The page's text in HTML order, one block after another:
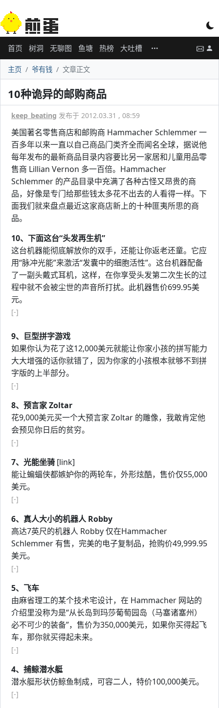
首页 树洞 无聊图 鱼塘 热榜 大吐槽
主页 爷有钱 文章正文
10种诡异的邮购商品
keep_beating 发布于 2012.03.31 , 08:59
美国著名零售商店和邮购商 Hammacher Schlemmer 一
百多年以来一直以自己商品门类齐全而闻名全球，据说他
每年发布的最新商品目录内容要比另一家居和儿童用品零
售商 Lillian Vernon 多一百倍。Hammacher
Schlemmer 的产品目录中充满了各种古怪又昂贵的商
品，好像是专门给那些钱太多花不出去的人看得一样。下
面我们就来盘点最近这家商店新上的十种匪夷所思的商
品。
10、下面这台“头发再生机”
这台机器能彻底解放你的双手，还能让你返老还童。它应
用“脉冲光能”来激活“发囊中的细胞活性”。这台机器配备
了一副头戴式耳机，这样，在你享受头发第二次生长的过
程中就不会被尘世的声音所打扰。此机器售价699.95美
元。
[-]
9、巨型拼字游戏
如果你认为花了这12,000美元就能让你家小孩的拼写能力
大大增强的话你就错了，因为你家的小孩根本就够不到拼
字版的上半部分。
[-]
8、预言家 Zoltar
花9,000美元买一个大预言家 Zoltar 的雕像，我敢肯定他
会预见你日后的贫穷。
[-]
7、光能坐骑 [link]
能让蝙蝠侠都嫉妒你的两轮车，外形炫酷，售价仅55,000
美元。
[-]
6、真人大小的机器人 Robby
高达7英尺的机器人 Robby 仅在Hammacher
Schlemmer 有售，完美的电子复制品，抢购价49,999.95
美元。
[-]
5、飞车
由麻省理工的某个技术宅设计，在 Hammacher 网站的
介绍里没称为是“从长岛到玛莎葡萄园岛（马塞诸塞州）
必不可少的装备”，售价为350,000美元，如果你买得起飞
车，那你就买得起未来。
[-]
4、捕鲸潜水艇
潜水艇形状仿鲸鱼制成，可容二人，特价100,000美元。
[-]